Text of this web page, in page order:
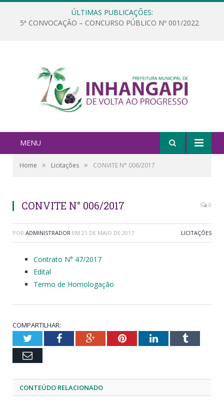
ÚLTIMAS PUBLICAÇÕES:
5ª CONVOCAÇÃO – CONCURSO PÚBLICO Nº 001/2022
MENU
Home » Licitações » CONVITE N° 006/2017
CONVITE N° 006/2017 0
POR ADMINISTRADOR EM 21 DE MAIO DE 2017 LICITAÇÕES
Contrato N° 47/2017
Edital
Termo de Homologação
COMPARTILHAR:
TwitterFacebookGoogle+PinterestLinkedInTumblr
Email
CONTEÚDO RELACIONADO